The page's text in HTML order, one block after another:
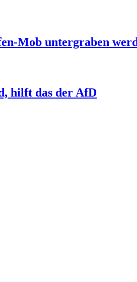
Mob untergraben
hilft das der AfD